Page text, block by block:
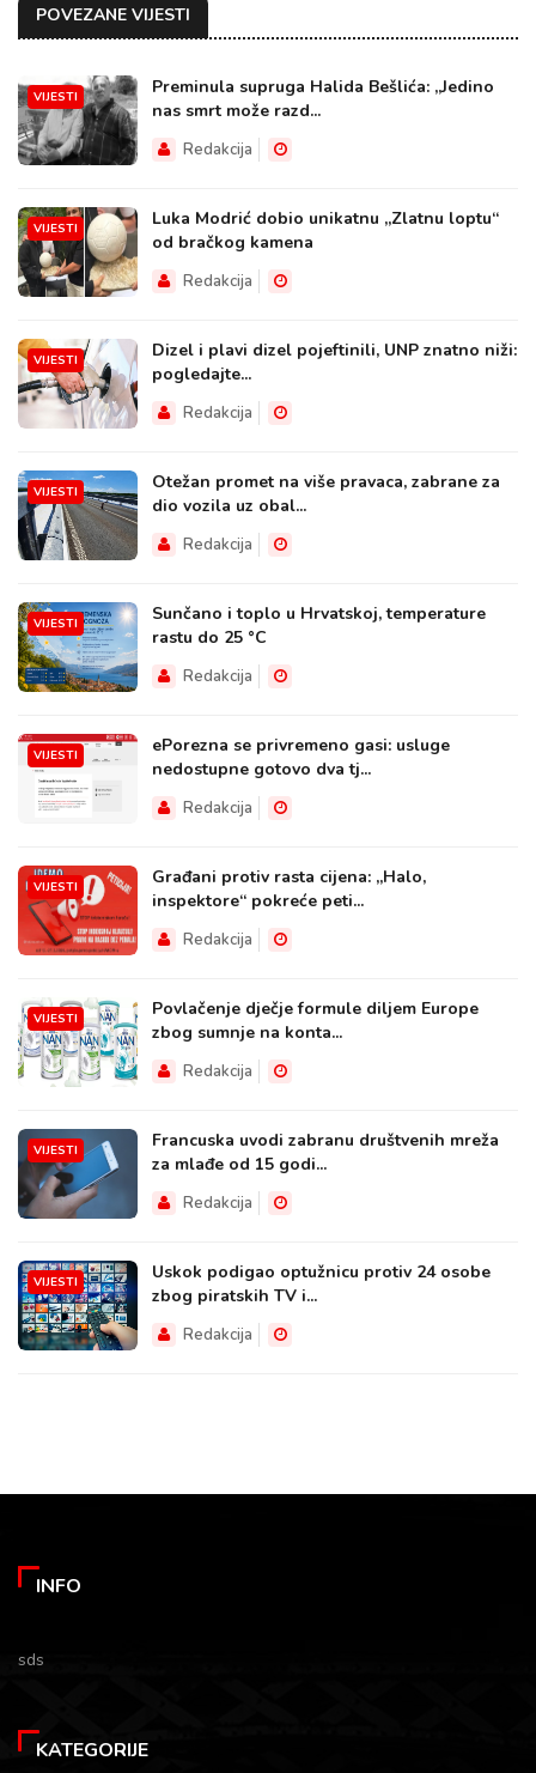
POVEZANE VIJESTI
VIJESTI
Preminula supruga Halida Bešlića: „Jedino
nas smrt može razd...
Redakcija
VIJESTI
Luka Modrić dobio unikatnu „Zlatnu loptu“
od bračkog kamena
Redakcija
VIJESTI
Dizel i plavi dizel pojeftinili, UNP znatno niži:
pogledajte...
Redakcija
VIJESTI
Otežan promet na više pravaca, zabrane za
dio vozila uz obal...
Redakcija
VIJESTI
Sunčano i toplo u Hrvatskoj, temperature
rastu do 25 °C
Redakcija
VIJESTI
ePorezna se privremeno gasi: usluge
nedostupne gotovo dva tj...
Redakcija
VIJESTI
Građani protiv rasta cijena: „Halo,
inspektore“ pokreće peti...
Redakcija
VIJESTI
Povlačenje dječje formule diljem Europe
zbog sumnje na konta...
Redakcija
VIJESTI
Francuska uvodi zabranu društvenih mreža
za mlađe od 15 godi...
Redakcija
VIJESTI
Uskok podigao optužnicu protiv 24 osobe
zbog piratskih TV i...
Redakcija
INFO
sds
KATEGORIJE